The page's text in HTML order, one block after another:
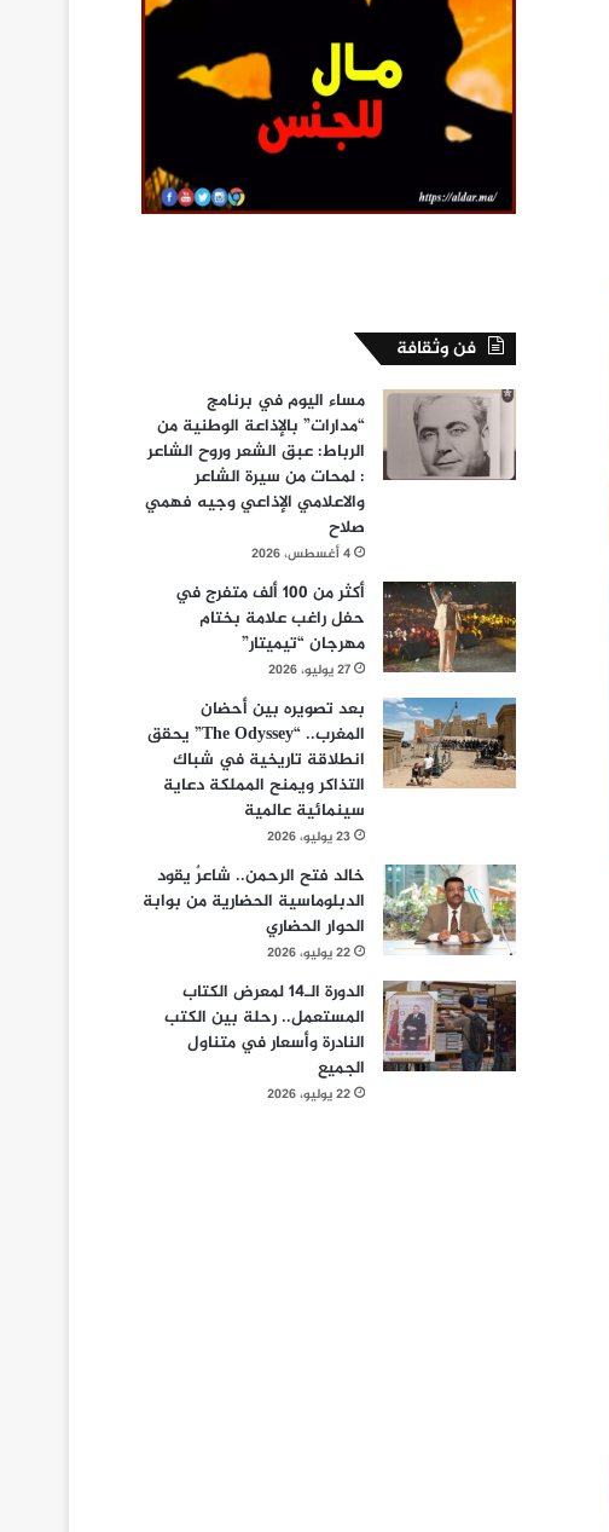
فن وثقافة
مساء اليوم في برنامج
“مدارات” بالإذاعة الوطنية من
الرباط: عبق الشعر وروح الشاعر
: لمحات من سيرة الشاعر
والاعلامي الإذاعي وجيه فهمي
صلاح
4 أغسطس، 2026
أكثر من 100 ألف متفرج في
حفل راغب علامة بختام
مهرجان “تيميتار”
27 يوليو، 2026
بعد تصويره بين أحضان
المغرب.. “The Odyssey” يحقق
انطلاقة تاريخية في شباك
التذاكر ويمنح المملكة دعاية
سينمائية عالمية
23 يوليو، 2026
خالد فتح الرحمن.. شاعرٌ يقود
الدبلوماسية الحضارية من بوابة
الحوار الحضاري
22 يوليو، 2026
الدورة الـ14 لمعرض الكتاب
المستعمل.. رحلة بين الكتب
النادرة وأسعار في متناول
الجميع
22 يوليو، 2026